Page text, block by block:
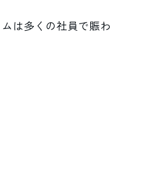
は多くの社員で賑わ